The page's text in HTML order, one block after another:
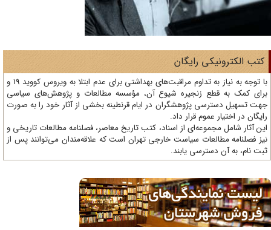
الکترونیکی رایگان
با توجه به نیاز به تداوم مراقبت‌های بهداشتی برای عدم ابتلا به ویروس کووید 19 و
کمک به قطع زنجیره شیوع آن، مؤسسه مطالعات و پژوهش‌های سیاسی
تسهیل دسترسی پژوهشگران در ایام قرنطینه بخشی از آثار خود را به صورت
در اختیار عموم قرار داد.
آثار شامل مجموعه‌ای از اسناد، کتب تاریخ معاصر، فصلنامه‌ مطالعات تاریخی و
فصلنامه مطالعات سیاست خارجی تهران است که علاقه‌مندان می‌توانند پس از
نام، به آن دسترسی یابند.